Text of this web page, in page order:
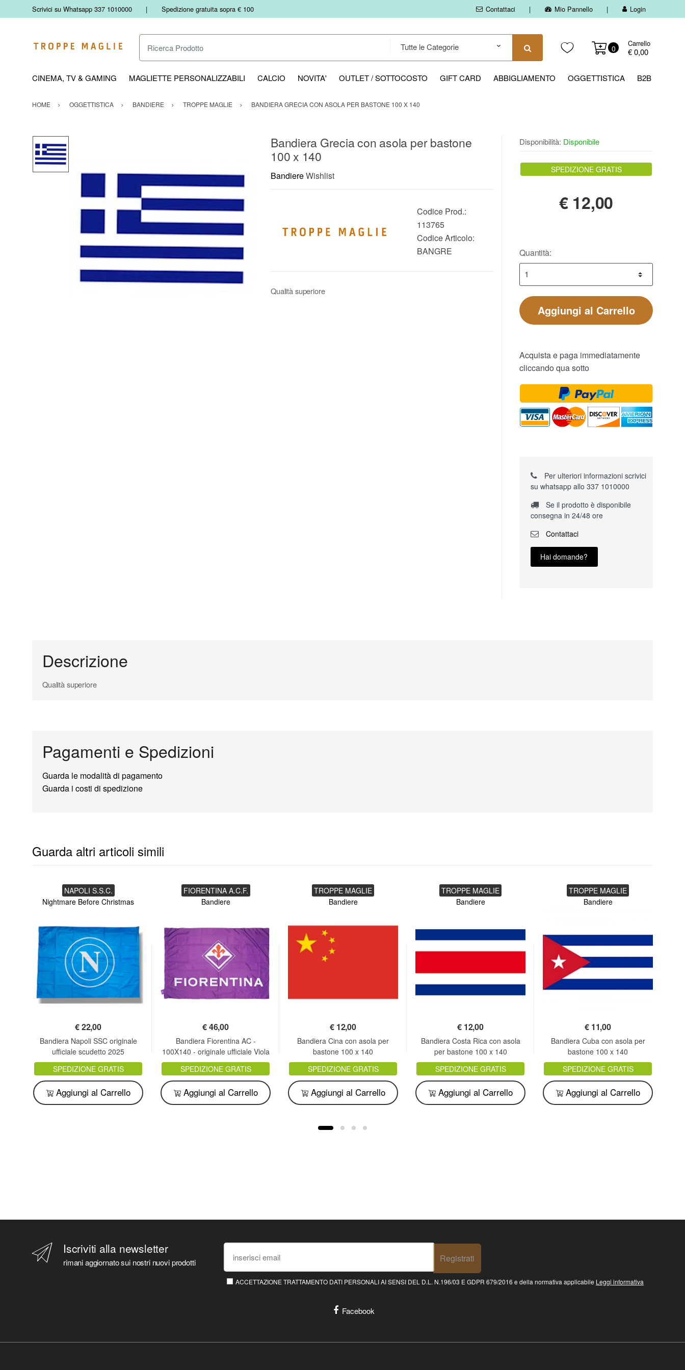
Scrivici su Whatsapp 337 1010000 Spedizione gratuita sopra € 100 Contattaci Mio Pannello Login
Ricerca Prodotto
0
Carrello
€ 0,00
CINEMA, TV & GAMING MAGLIETTE PERSONALIZZABILI CALCIO NOVITA' OUTLET / SOTTOCOSTO GIFT CARD ABBIGLIAMENTO OGGETTISTICA B2B
HOME OGGETTISTICA BANDIERE TROPPE MAGLIE BANDIERA GRECIA CON ASOLA PER BASTONE 100 X 140
Bandiera Grecia con asola per bastone
100 x 140
BandiereWishlist
Codice Prod.:
113765
Codice Articolo:
BANGRE
Qualità superiore
Disponibilità: Disponibile
SPEDIZIONE GRATIS
€ 12,00
Quantità:
Aggiungi al Carrello
Acquista e paga immediatamente
cliccando qua sotto
Per ulteriori informazioni scrivici
su whatsapp allo 337 1010000
Se il prodotto è disponibile
consegna in 24/48 ore
Contattaci
Hai domande?
Descrizione
Qualità superiore
Pagamenti e Spedizioni
Guarda le modalità di pagamento
Guarda i costi di spedizione
Guarda altri articoli simili
NAPOLI S.S.C.
Nightmare Before Christmas
€22,00
Bandiera Napoli SSC originale
ufficiale scudetto 2025
SPEDIZIONE GRATIS
Aggiungi al Carrello
FIORENTINA A.C.F.
Bandiere
€46,00
Bandiera Fiorentina AC -
100X140 - originale ufficiale Viola
SPEDIZIONE GRATIS
Aggiungi al Carrello
TROPPE MAGLIE
Bandiere
€ 12,00
Bandiera Cina con asola per
bastone 100 x 140
SPEDIZIONE GRATIS
Aggiungi al Carrello
TROPPE MAGLIE
Bandiere
€ 12,00
Bandiera Costa Rica con asola
per bastone 100 x 140
SPEDIZIONE GRATIS
Aggiungi al Carrello
TROPPE MAGLIE
Bandiere
€ 11,00
Bandiera Cuba con asola per
bastone 100 x 140
SPEDIZIONE GRATIS
Aggiungi al Carrello
Iscriviti alla newsletter
rimani aggiornato sui nostri nuovi prodotti Registrati
ACCETTAZIONE TRATTAMENTO DATI PERSONALI AI SENSI DEL D.L. N.196/03 E GDPR 679/2016 e della normativa applicabile Leggi informativa
Facebook